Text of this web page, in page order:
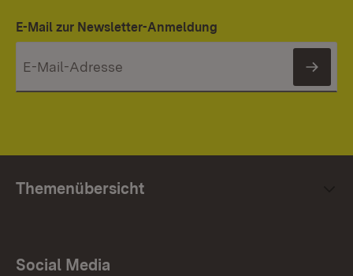
E-Mail zur Newsletter-Anmeldung
Themenübersicht
Social Media